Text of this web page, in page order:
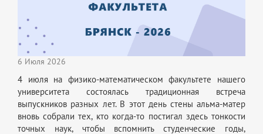
6 Июля 2026
4 июля на физико-математическом факультете нашего
университета состоялась традиционная встреча
выпускников разных лет. В этот день стены альма-матер
вновь собрали тех, кто когда-то постигал здесь тонкости
точных наук, чтобы вспомнить студенческие годы,